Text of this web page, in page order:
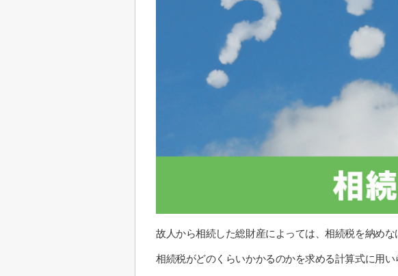
故人から相続した総財産によっては、相続税を納めな
相続税がどのくらいかかるのかを求める計算式に用い